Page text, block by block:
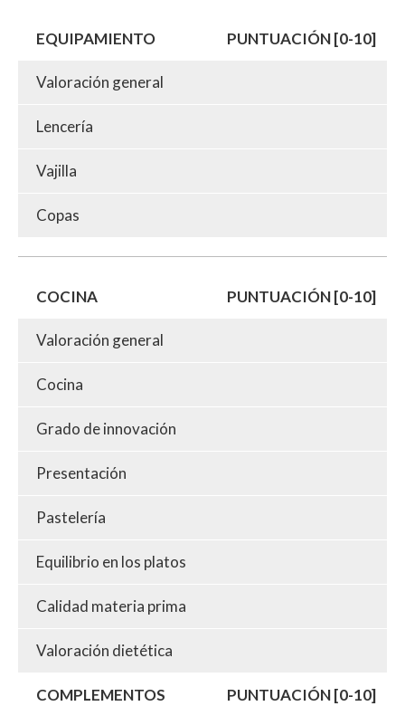
EQUIPAMIENTO PUNTUACIÓN [0-10]
Valoración general
Lencería
Vajilla
Copas
COCINA PUNTUACIÓN [0-10]
Valoración general
Cocina
Grado de innovación
Presentación
Pastelería
Equilibrio en los platos
Calidad materia prima
Valoración dietética
COMPLEMENTOS PUNTUACIÓN [0-10]